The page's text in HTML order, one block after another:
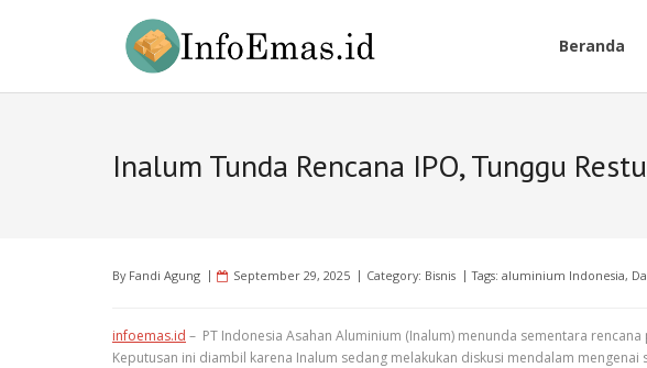
Beranda
Inalum Tunda Rencana IPO, Tunggu
By Fandi Agung September 29, 2025 Category: Bisnis Tags: aluminium Indonesia,
infoemas.id – PT Indonesia Asahan Aluminium (Inalum) menunda sementara
Keputusan ini diambil karena Inalum sedang melakukan diskusi mendalam